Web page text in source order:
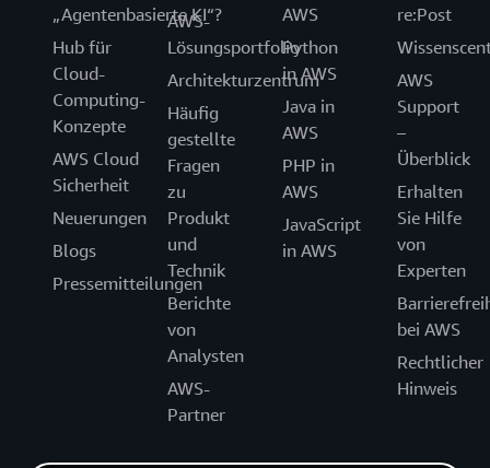
„Agentenbasierte KI“?
Hub für
Cloud-
Computing-
Konzepte
AWS Cloud
Sicherheit
Neuerungen
Blogs
Pressemitteilungen
AWS-
Lösungsportfolio
Architekturzentrum
Häufig
gestellte
Fragen
zu
Produkt
und
Technik
Berichte
von
Analysten
AWS-
Partner
AWS
Python
in AWS
Java in
AWS
PHP in
AWS
JavaScript
in AWS
re:Post
AWS
Support
–
Überblick
Erhalten
Sie Hilfe
von
Experten
bei AWS
Rechtlicher
Hinweis